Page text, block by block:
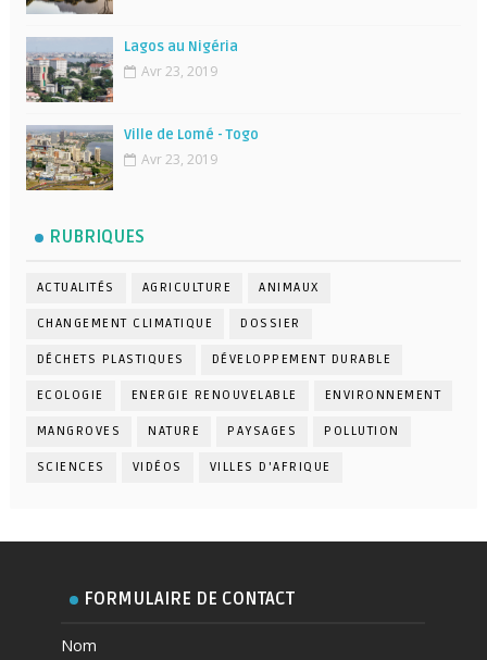
Lagos au Nigéria
Avr 23, 2019
Ville de Lomé - Togo
Avr 23, 2019
RUBRIQUES
ACTUALITÉS AGRICULTURE ANIMAUX
CHANGEMENT CLIMATIQUE DOSSIER
DÉCHETS PLASTIQUES DÉVELOPPEMENT DURABLE
ECOLOGIE ENERGIE RENOUVELABLE ENVIRONNEMENT
MANGROVES NATURE PAYSAGES POLLUTION
SCIENCES VIDÉOS VILLES D'AFRIQUE
FORMULAIRE DE CONTACT
Nom